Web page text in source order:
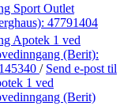
Sport Outlet
47791404
Apotek 1 ved
(Berit):
/ Send e-post til
1 ved
(Berit)